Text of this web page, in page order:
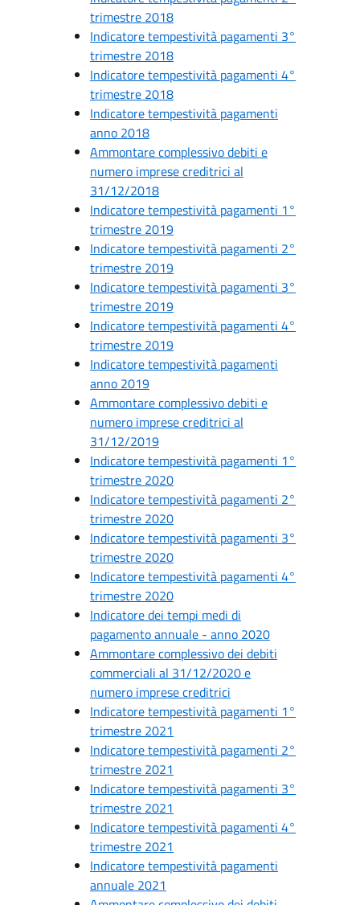
trimestre 2018
Indicatore tempestività pagamenti 3°
trimestre 2018
Indicatore tempestività pagamenti 4°
trimestre 2018
Indicatore tempestività pagamenti
anno 2018
Ammontare complessivo debiti e
numero imprese creditrici al
31/12/2018
Indicatore tempestività pagamenti 1°
trimestre 2019
Indicatore tempestività pagamenti 2°
trimestre 2019
Indicatore tempestività pagamenti 3°
trimestre 2019
Indicatore tempestività pagamenti 4°
trimestre 2019
Indicatore tempestività pagamenti
anno 2019
Ammontare complessivo debiti e
numero imprese creditrici al
31/12/2019
Indicatore tempestività pagamenti 1°
trimestre 2020
Indicatore tempestività pagamenti 2°
trimestre 2020
Indicatore tempestività pagamenti 3°
trimestre 2020
Indicatore tempestività pagamenti 4°
trimestre 2020
Indicatore dei tempi medi di
pagamento annuale - anno 2020
Ammontare complessivo dei debiti
commerciali al 31/12/2020 e
numero imprese creditrici
Indicatore tempestività pagamenti 1°
trimestre 2021
Indicatore tempestività pagamenti 2°
trimestre 2021
Indicatore tempestività pagamenti 3°
trimestre 2021
Indicatore tempestività pagamenti 4°
trimestre 2021
Indicatore tempestività pagamenti
annuale 2021